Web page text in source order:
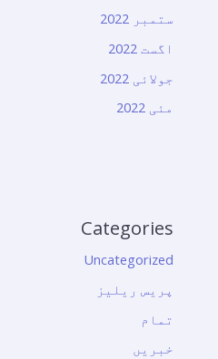
ستمبر 2022
اگست 2022
جولائی 2022
مئی 2022
Categories
Uncategorized
پریس ریلیز
تمام
خبریں